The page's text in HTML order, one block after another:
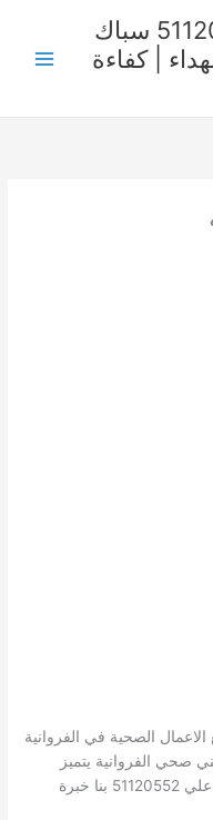
ادوات صحية الكويت 51120552 سباك
| كفاءة
الصحية في الفروانية
بنا على رقم فني صحي الفروانية يتميز
بالخبرة الطويلة والكفاءة عالية اتصل الان علي 51120552 بنا خبرة